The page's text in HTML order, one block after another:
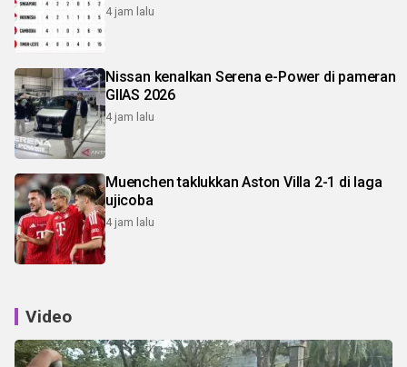
4 jam lalu
Nissan kenalkan Serena e-Power di pameran
GIIAS 2026
4 jam lalu
Muenchen taklukkan Aston Villa 2-1 di laga
ujicoba
4 jam lalu
Video